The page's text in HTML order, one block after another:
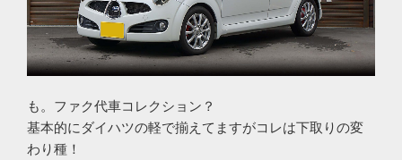
も。ファク代車コレクション？
基本的にダイハツの軽で揃えてますがコレは下取りの変
わり種！